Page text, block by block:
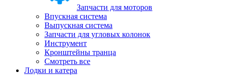
Запчасти для моторов
Впускная система
Выпускная система
Запчасти для угловых колонок
Инструмент
Кронштейны транца
Смотреть все
Лодки и катера